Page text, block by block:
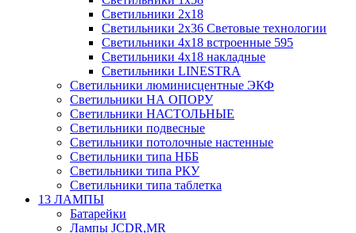
Светильники 2х18
Светильники 2х36 Световые технологии
Светильники 4х18 встроенные 595
Светильники 4х18 накладные
Светильники LINESTRA
Светильники люминисцентные ЭКФ
Светильники НА ОПОРУ
Светильники НАСТОЛЬНЫЕ
Светильники подвесные
Светильники потолочные настенные
Светильники типа НББ
Светильники типа РКУ
Светильники типа таблетка
13 ЛАМПЫ
Батарейки
Лампы JCDR,MR